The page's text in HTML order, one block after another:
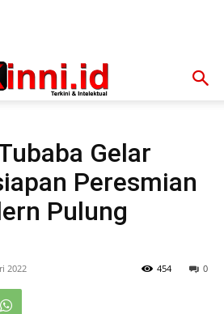
Gelar
Peresmian
Pulung
2022 0
454